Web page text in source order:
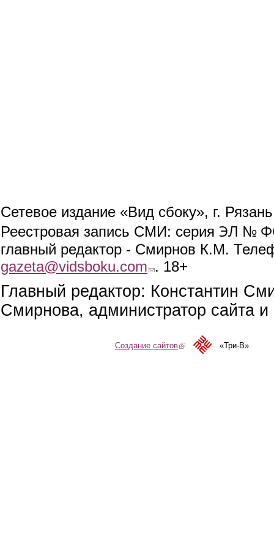
Сетевое издание «Вид сбоку», г.
Реестровая запись СМИ: серия ЭЛ №
главный редактор - Смирнов К.М.
gazeta@vidsboku.com (link sends e-mail)
. 18+
Главный редактор: Константин
Смирнова, администратор сайта
Создание сайтов(link is external)«Три-В»